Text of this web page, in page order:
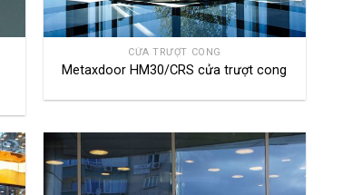
CỬA TRƯỢT CONG
Metaxdoor HM30/CRS cửa trượt cong